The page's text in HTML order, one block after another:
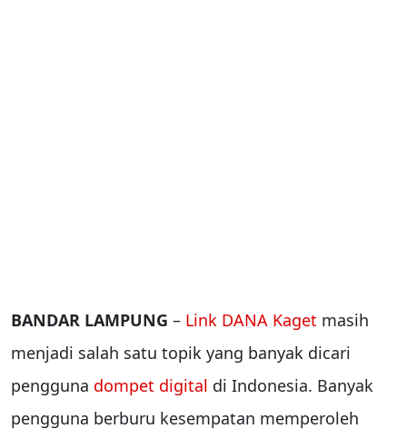
BANDAR LAMPUNG – Link DANA Kaget masih
menjadi salah satu topik yang banyak dicari
pengguna dompet digital di Indonesia. Banyak
pengguna berburu kesempatan memperoleh